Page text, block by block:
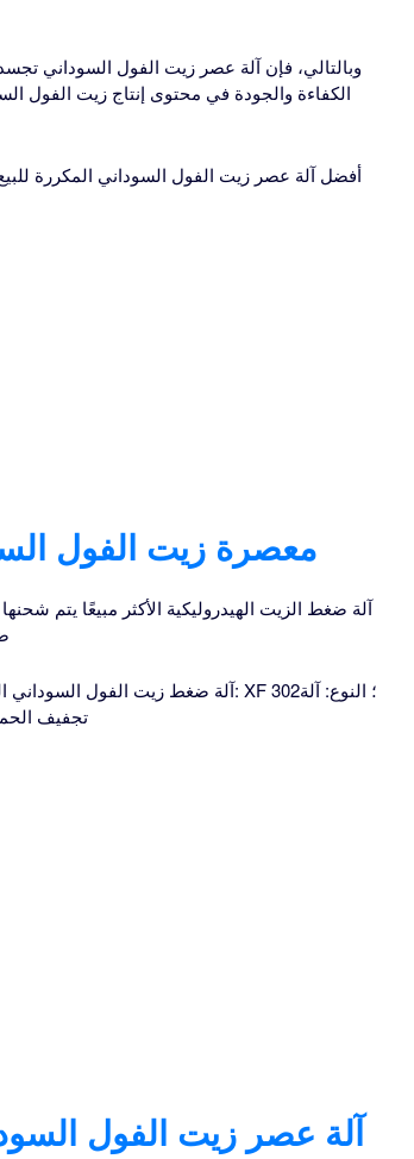
وبالتالي، فإن آلة عصر زيت الفول السوداني
الكفاءة والجودة في محتوى إنتاج زيت الفول
أفضل آلة عصر زيت الفول السوداني المكررة
معصرة زيت الفول
آلة ضغط الزيت الهيدروليكية الأكثر مبيعًا يتم
تجفيف